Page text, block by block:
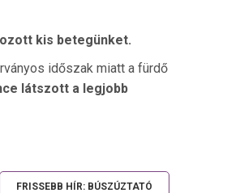
kis betegünket.
időszak miatt a fürdő
látszott a legjobb
FRISSEBB HÍR: BÚSZÚZTATÓ